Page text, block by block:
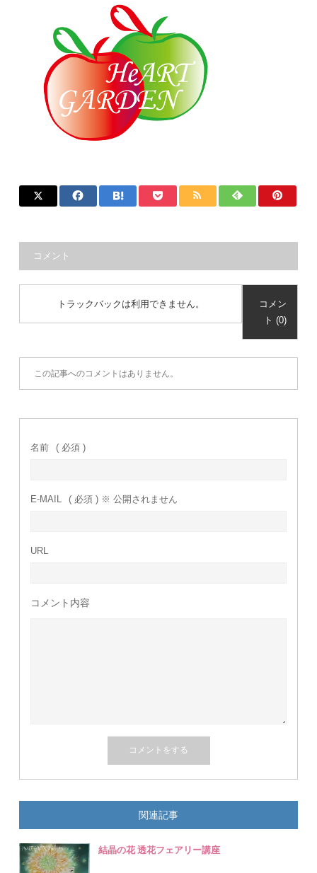
コメント
トラックバックは利用できません。
コメン
ト (0)
この記事へのコメントはありません。
名前 ( 必須 )
E-MAIL ( 必須 ) ※ 公開されません
URL
コメント内容
関連記事
結晶の花 透花フェアリー講座